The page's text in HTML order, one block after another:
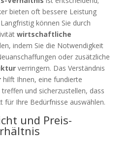
bieten oft bessere Leistung
können Sie durch
wirtschaftliche
indem Sie die Notwendigkeit
oder zusätzliche
verringern. Das Verständnis
hilft Ihnen, eine fundierte
und sicherzustellen, dass
für Ihre Bedürfnisse auswählen.
und Preis-